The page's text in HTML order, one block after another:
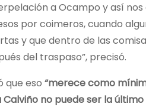
a Ocampo y así
por coimeros, cuando
y que dentro de las
del traspaso”, precisó.
que eso “merece como
no puede ser la